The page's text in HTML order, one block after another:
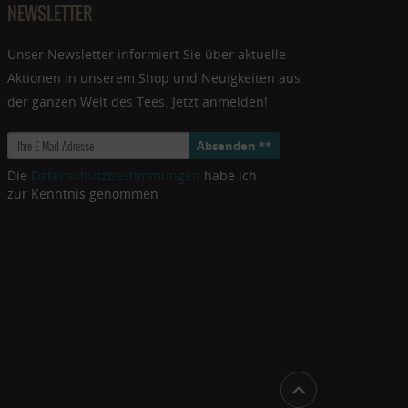
NEWSLETTER
Unser Newsletter informiert Sie über aktuelle
Aktionen in unserem Shop und Neuigkeiten aus
der ganzen Welt des Tees. Jetzt anmelden!
Absenden **
Die
habe ich
zur Kenntnis genommen